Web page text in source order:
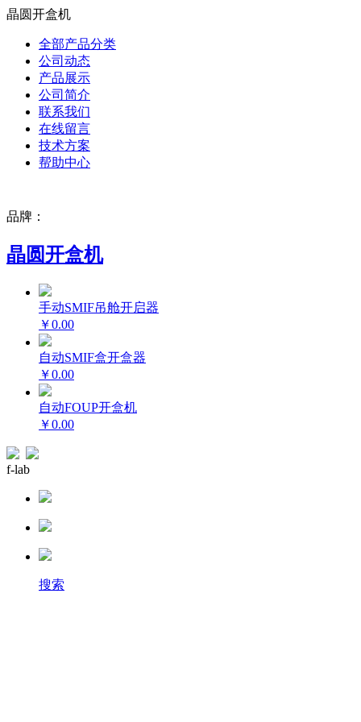
晶圆开盒机
全部产品分类
公司动态
产品展示
公司简介
联系我们
在线留言
技术方案
帮助中心
品牌：
晶圆开盒机
手动SMIF吊舱开启器
￥0.00
自动SMIF盒开盒器
￥0.00
自动FOUP开盒机
￥0.00
f-lab
搜索